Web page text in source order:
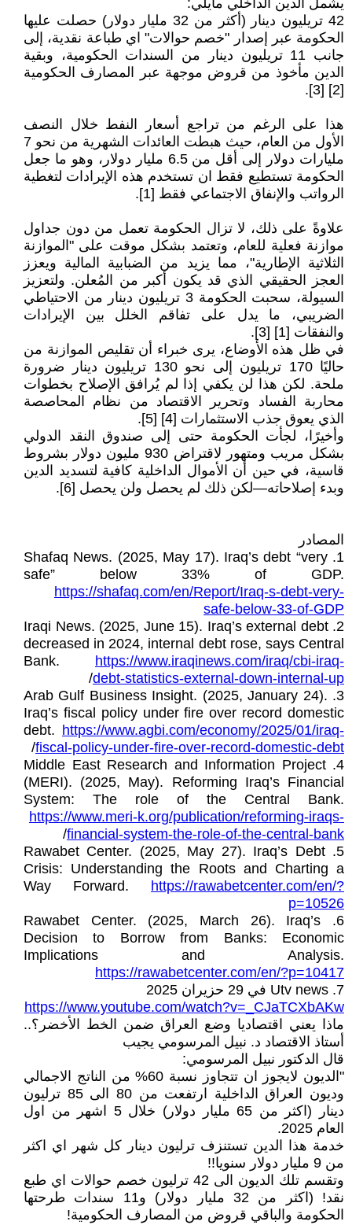
يشمل الدين الداخلي مايلي:
42 تريليون دينار (أكثر من 32 مليار دولار) حصلت عليها
الحكومة عبر إصدار "خصم حوالات" اي طباعة نقدية، إلى
جانب 11 تريليون دينار من السندات الحكومية، وبقية
الدين مأخوذ من قروض موجهة عبر المصارف الحكومية
[2] [3].
هذا على الرغم من تراجع أسعار النفط خلال النصف
الأول من العام، حيث هبطت العائدات الشهرية من نحو 7
مليارات دولار إلى أقل من 6.5 مليار دولار، وهو ما جعل
الحكومة تستطيع فقط ان تستخدم هذه الإيرادات لتغطية
الرواتب والإنفاق الاجتماعي فقط [1].
علاوةً على ذلك، لا تزال الحكومة تعمل من دون جداول
موازنة فعلية للعام، وتعتمد بشكل موقت على "الموازنة
الثلاثية الإطارية"، مما يزيد من الضبابية المالية ويعزز
العجز الحقيقي الذي قد يكون أكبر من المُعلن. ولتعزيز
السيولة، سحبت الحكومة 3 تريليون دينار من الاحتياطي
الضريبي، ما يدل على تفاقم الخلل بين الإيرادات
والنفقات [1] [3].
في ظل هذه الأوضاع، يرى خبراء أن تقليص الموازنة من
حاليًا 170 تريليون إلى نحو 130 تريليون دينار ضرورة
ملحة. لكن هذا لن يكفي إذا لم يُرافق الإصلاح بخطوات
محاربة الفساد وتحرير الاقتصاد من نظام المحاصصة
الذي يعوق جذب الاستثمارات [4] [5].
وأخيرًا، لجأت الحكومة حتى إلى صندوق النقد الدولي
بشكل مريب ومتهور لاقتراض 930 مليون دولار بشروط
قاسية، في حين أن الأموال الداخلية كافية لتسديد الدين
وبدء إصلاحاته—لكن ذلك لم يحصل ولن يحصل [6].
المصادر
1. Shafaq News. (2025, May 17). Iraq’s debt “very
safe” below 33% of GDP.
https://shafaq.com/en/Report/Iraq-s-debt-very-
safe-below-33-of-GDP
2. Iraqi News. (2025, June 15). Iraq’s external debt
decreased in 2024, internal debt rose, says Central
Bank. https://www.iraqinews.com/iraq/cbi-iraq-
debt-statistics-external-down-internal-up
/
3. Arab Gulf Business Insight. (2025, January 24).
Iraq’s fiscal policy under fire over record domestic
debt. https://www.agbi.com/economy/2025/01/iraq-
fiscal-policy-under-fire-over-record-domestic-debt
/
4. Middle East Research and Information Project
(MERI). (2025, May). Reforming Iraq’s Financial
System: The role of the Central Bank.
https://www.meri-k.org/publication/reforming-iraqs-
financial-system-the-role-of-the-central-bank
/
5. Rawabet Center. (2025, May 27). Iraq’s Debt
Crisis: Understanding the Roots and Charting a
Way Forward. https://rawabetcenter.com/en/?
p=10526
6. Rawabet Center. (2025, March 26). Iraq’s
Decision to Borrow from Banks: Economic
Implications and Analysis.
https://rawabetcenter.com/en/?p=10417
7. Utv news في 29 حزيران 2025
https://www.youtube.com/watch?v=_CJaTCXbAKw
ماذا يعني اقتصاديا وضع العراق ضمن الخط الأخضر؟..
أستاذ الاقتصاد د. نبيل المرسومي يجيب
قال الدكتور نبيل المرسومي:
"الديون لايجوز ان تتجاوز نسبة 60% من الناتج الاجمالي
وديون العراق الداخلية ارتفعت من 80 الى 85 ترليون
دينار (اكثر من 65 مليار دولار) خلال 5 اشهر من اول
العام 2025.
خدمة هذا الدين تستنزف ترليون دينار كل شهر اي اكثر
من 9 مليار دولار سنويا!!
وتقسم تلك الديون الى 42 ترليون خصم حوالات اي طبع
نقد! (اكثر من 32 مليار دولار) و11 سندات طرحتها
الحكومة والباقي قروض من المصارف الحكومية!